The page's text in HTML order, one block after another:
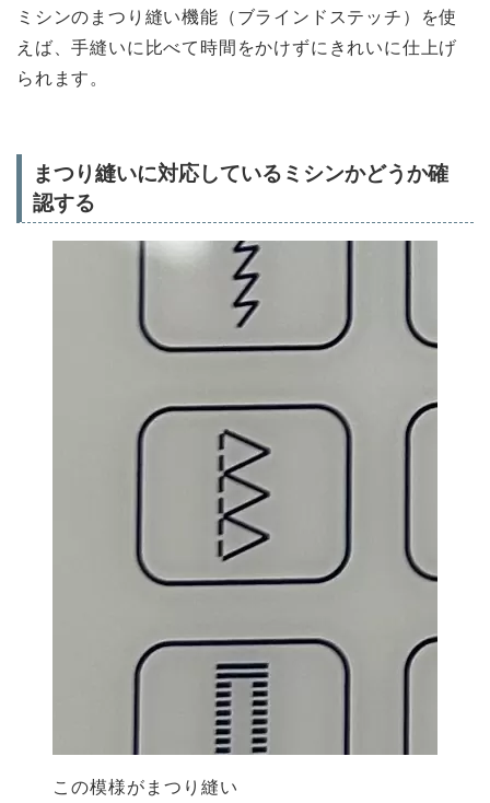
ミシンのまつり縫い機能（ブラインドステッチ）を使
えば、手縫いに比べて時間をかけずにきれいに仕上げ
られます。
まつり縫いに対応しているミシンかどうか確
認する
この模様がまつり縫い